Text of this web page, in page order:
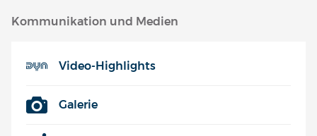
Kommunikation und Medien
Video-Highlights
Galerie